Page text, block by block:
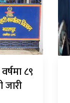
८९
जारी